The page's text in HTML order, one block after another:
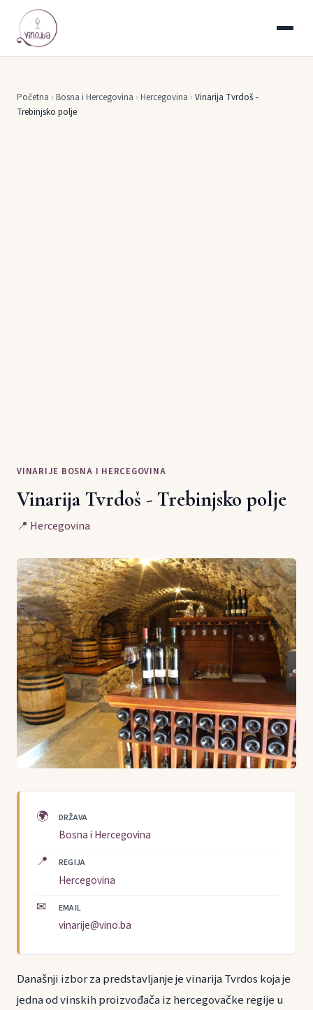
Početna › Bosna i Hercegovina › Hercegovina › Vinarija Tvrdoš -
Trebinjsko polje
VINARIJE BOSNA I HERCEGOVINA
Vinarija Tvrdoš - Trebinjsko polje
📍 Hercegovina
🌍 DRŽAVA
Bosna i Hercegovina
📍 REGIJA
Hercegovina
✉ EMAIL
vinarije@vino.ba
Današnji izbor za predstavljanje je vinarija Tvrdos koja je
jedna od vinskih proizvođača iz hercegovačke regije u